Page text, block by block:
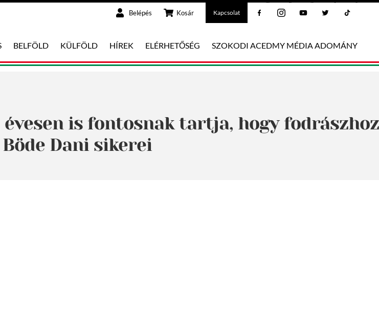
Belépés Kosár Kapcsolat
BELFÖLD KÜLFÖLD HÍREK ELÉRHETŐSÉG SZOKODI ACEDMY MÉDIA ADOMÁNY
is fontosnak tartja, hogy fodrászhoz
Dani sikerei